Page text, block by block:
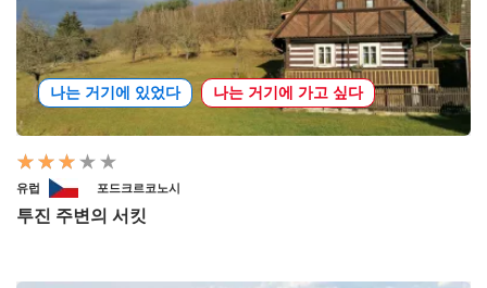
나는 거기에 있었다 나는 거기에 가고 싶다
유럽 포드크르코노시
투진 주변의 서킷